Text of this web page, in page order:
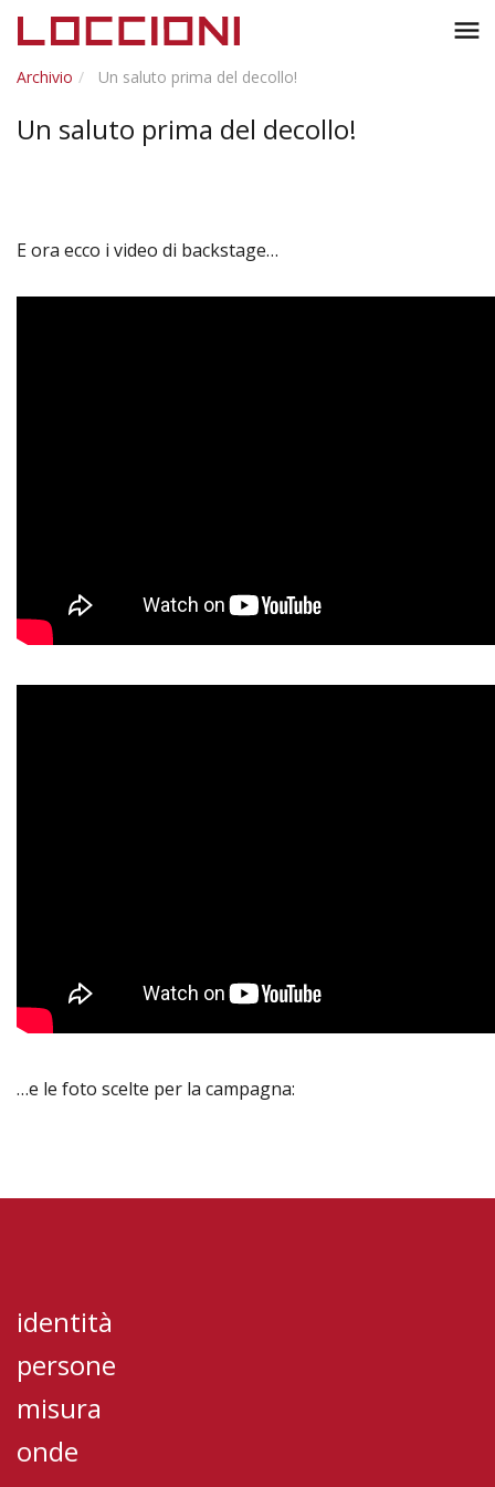
menu
Archivio Un saluto prima del decollo!
Un saluto prima del decollo!
E ora ecco i video di backstage…
…e le foto scelte per la campagna:
identità
persone
misura
onde